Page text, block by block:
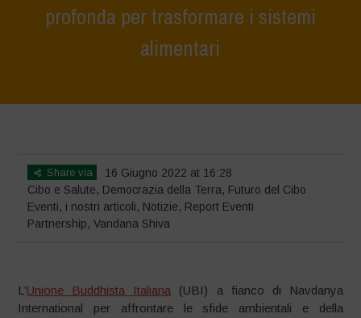
profonda per trasformare i sistemi
alimentari
Share via
16 Giugno 2022 at 16:28
Cibo e Salute, Democrazia della Terra, Futuro del Cibo
Eventi, i nostri articoli, Notizie, Report Eventi
Partnership,Vandana Shiva
L’Unione Buddhista Italiana (UBI) a fianco di Navdanya
International per affrontare le sfide ambientali e della